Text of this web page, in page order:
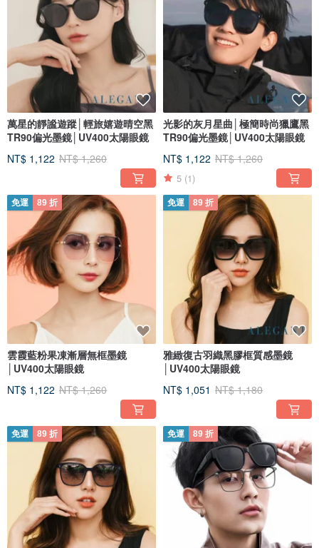
萬星的靜謐遊蹤│輕旅嬉遊晴空黑
TR90偏光墨鏡│UV400太陽眼鏡
NT$ 1,122 NT$ 1,260
光影的灰月星曲│極簡時尚獵鷹黑
TR90偏光墨鏡│UV400太陽眼鏡
NT$ 1,122 NT$ 1,260
5 (1)
免運 89 折
雲霞藍粉果凍漸層無框墨鏡
│UV400太陽眼鏡
NT$ 1,122 NT$ 1,260
免運 89 折
雅緻復古羽織黑膠框質感墨鏡
│UV400太陽眼鏡
NT$ 1,051 NT$ 1,180
免運 89 折 免運 89 折